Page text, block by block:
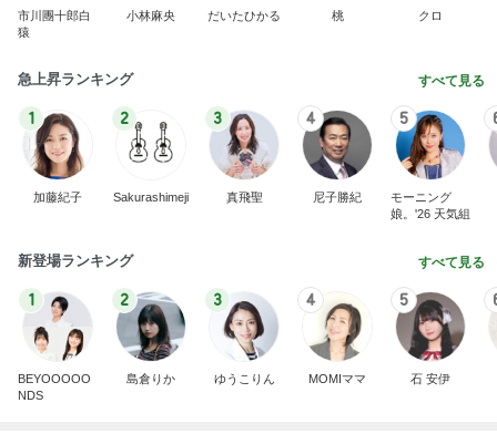
市川團十郎白
猿
小林麻央 だいたひかる 桃 クロ
急上昇ランキング すべて見る
1
加藤紀子
2
Sakurashimeji
3
真飛聖
4
尼子勝紀
5
モーニング
娘。'26 天気組
新登場ランキング すべて見る
1
BEYOOOOO
NDS
2
島倉りか
3
ゆうこりん
4
MOMIママ
5
石 安伊